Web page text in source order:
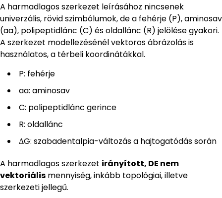
A harmadlagos szerkezet leírásához nincsenek
univerzális, rövid szimbólumok, de a fehérje (P), aminosav
(aa), polipeptidlánc (C) és oldallánc (R) jelölése gyakori.
A szerkezet modellezésénél vektoros ábrázolás is
használatos, a térbeli koordinátákkal.
P: fehérje
aa: aminosav
C: polipeptidlánc gerince
R: oldallánc
ΔG: szabadentalpia-változás a hajtogatódás során
A harmadlagos szerkezet irányított, DE nem
vektoriális mennyiség, inkább topológiai, illetve
szerkezeti jellegű.